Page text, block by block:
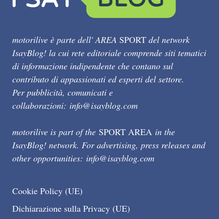
motorilive è parte dell' AREA SPORT del network
IsayBlog! la cui rete editoriale comprende siti tematici
di informazione indipendente che contano sul
contributo di appassionati ed esperti del settore.
Per pubblicità, comunicati e
collaborazioni: info@isayblog.com
motorilive is part of the SPORT AREA in the
IsayBlog! network. For advertising, press releases and
other opportunities: info@isayblog.com
Cookie Policy (UE)
Dichiarazione sulla Privacy (UE)